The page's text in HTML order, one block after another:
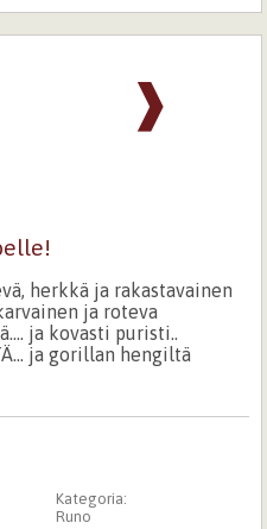
❱
herkkä ja rakastavainen
ja roteva
ja kovasti puristi..
ja gorillan hengiltä
Kategoria:
Runo